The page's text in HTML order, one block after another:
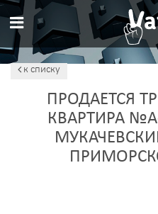
к списку
ПРОДАЕТСЯ
КВАРТИРА